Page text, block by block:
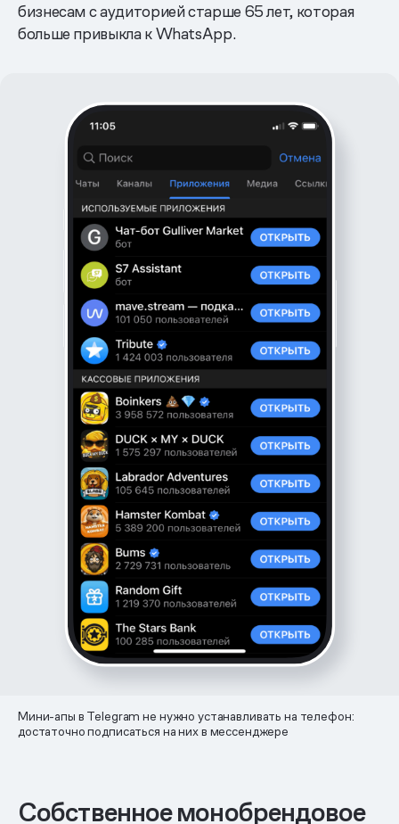
бизнесам с аудиторией старше 65 лет, которая
больше привыкла к WhatsApp.
Мини-апы в Telegram не нужно устанавливать на телефон:
достаточно подписаться на них в мессенджере
Собственное монобрендовое